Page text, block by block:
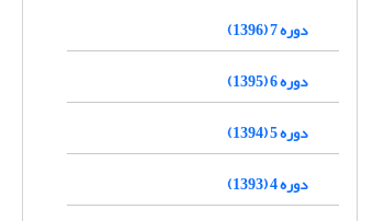
دوره 7 (1396)
دوره 6 (1395)
دوره 5 (1394)
دوره 4 (1393)